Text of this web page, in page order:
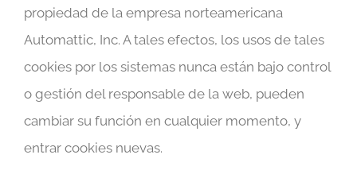
propiedad de la empresa norteamericana
Automattic, Inc. A tales efectos, los usos de tales
cookies por los sistemas nunca están bajo control
o gestión del responsable de la web, pueden
cambiar su función en cualquier momento, y
entrar cookies nuevas.